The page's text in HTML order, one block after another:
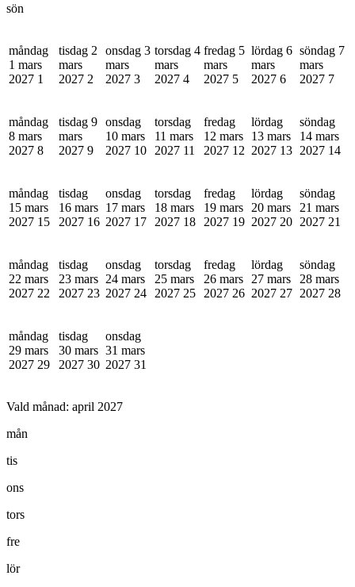
sön
måndag
1 mars
2027 1
tisdag 2
mars
2027 2
onsdag 3
mars
2027 3
torsdag 4
mars
2027 4
fredag 5
mars
2027 5
lördag 6
mars
2027 6
söndag 7
mars
2027 7
måndag
8 mars
2027 8
tisdag 9
mars
2027 9
onsdag
10 mars
2027 10
torsdag
11 mars
2027 11
fredag
12 mars
2027 12
lördag
13 mars
2027 13
söndag
14 mars
2027 14
måndag
15 mars
2027 15
tisdag
16 mars
2027 16
onsdag
17 mars
2027 17
torsdag
18 mars
2027 18
fredag
19 mars
2027 19
lördag
20 mars
2027 20
söndag
21 mars
2027 21
måndag
22 mars
2027 22
tisdag
23 mars
2027 23
onsdag
24 mars
2027 24
torsdag
25 mars
2027 25
fredag
26 mars
2027 26
lördag
27 mars
2027 27
söndag
28 mars
2027 28
måndag
29 mars
2027 29
tisdag
30 mars
2027 30
onsdag
31 mars
2027 31
Vald månad: april 2027
mån
tis
ons
tors
fre
lör